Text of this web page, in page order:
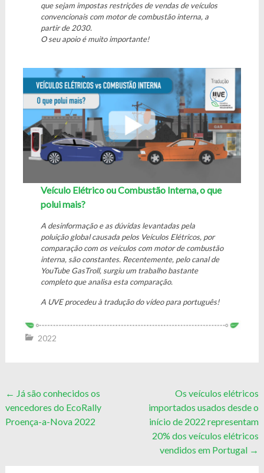
que sejam impostas restrições de vendas de veículos
convencionais com motor de combustão interna, a
partir de 2030.
O seu apoio é muito importante!
Veículo Elétrico ou Combustão Interna, o que
polui mais?
A desinformação e as dúvidas levantadas pela
poluição global causada pelos Veículos Elétricos, por
comparação com os veículos com motor de combustão
interna, são constantes. Recentemente, pelo canal de
YouTube GasTroll, surgiu um trabalho bastante
completo que analisa esta comparação.
A UVE procedeu à tradução do vídeo para português!
2022
Post
navigation
← Já são conhecidos os
vencedores do EcoRally
Proença-a-Nova 2022
Os veículos elétricos
importados usados desde o
início de 2022 representam
20% dos veículos elétricos
vendidos em Portugal →